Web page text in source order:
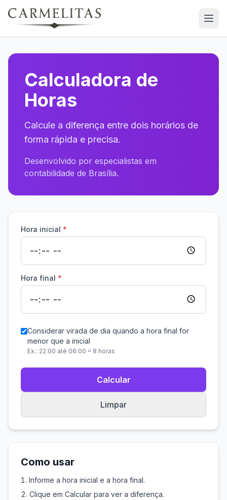
Calculadora de
Horas
Calcule a diferença entre dois horários de
forma rápida e precisa.
Desenvolvido por especialistas em
contabilidade de Brasília.
Hora inicial *
Hora final *
Considerar virada de dia quando a hora final for
menor que a inicial
Ex.: 22:00 até 06:00 = 8 horas
Calcular
Limpar
Como usar
Informe a hora inicial e a hora final.
Clique em Calcular para ver a diferença.